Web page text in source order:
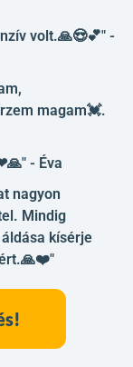
volt.🙏😍💕" -
magam💓.
- Éva
nagyon
Mindig
kísérje